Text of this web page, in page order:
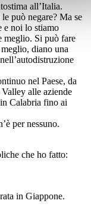
all’Italia.
può negare? Ma se
e noi lo stiamo
meglio. Si può fare
diano una
nel Paese, da
alle aziende
Calabria fino ai
per nessuno.
che ho fatto:
in Giappone.